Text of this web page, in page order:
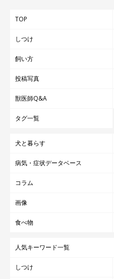
▼YouTubeはこちら
写真提供・取材協力／Twitter（
TOP
しつけ
飼い方
投稿写真
獣医師Q&A
タグ一覧
犬と暮らす
病気・症状データベース
コラム
画像
食べ物
人気キーワード一覧
しつけ